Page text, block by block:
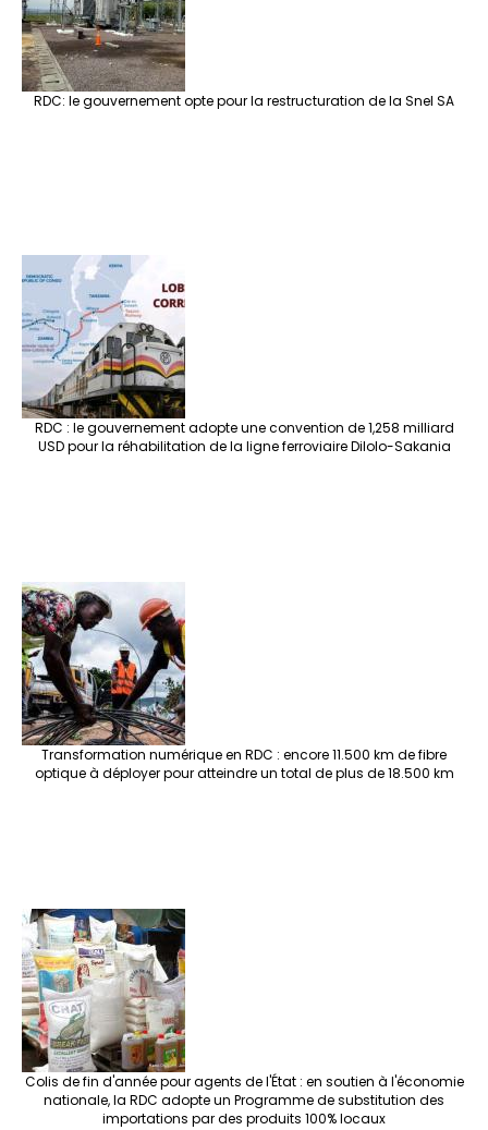
RDC: le gouvernement opte pour la restructuration de la Snel SA
RDC : le gouvernement adopte une convention de 1,258 milliard
USD pour la réhabilitation de la ligne ferroviaire Dilolo-Sakania
Transformation numérique en RDC : encore 11.500 km de fibre
optique à déployer pour atteindre un total de plus de 18.500 km
Colis de fin d'année pour agents de l'État : en soutien à l'économie
nationale, la RDC adopte un Programme de substitution des
importations par des produits 100% locaux